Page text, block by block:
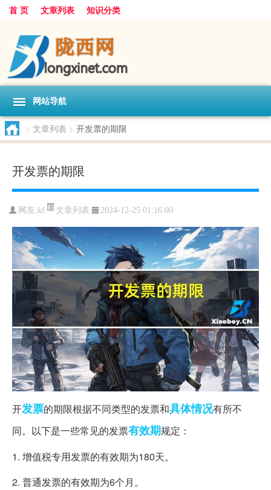
首 页 文章列表 知识分类
网站导航
> 文章列表 > 开发票的期限
开发票的期限
网友: kf 文章列表 2024-12-25 01:16:00
开发票的期限根据不同类型的发票和具体情况有所不
同。以下是一些常见的发票有效期规定：
1. 增值税专用发票的有效期为180天。
2. 普通发票的有效期为6个月。